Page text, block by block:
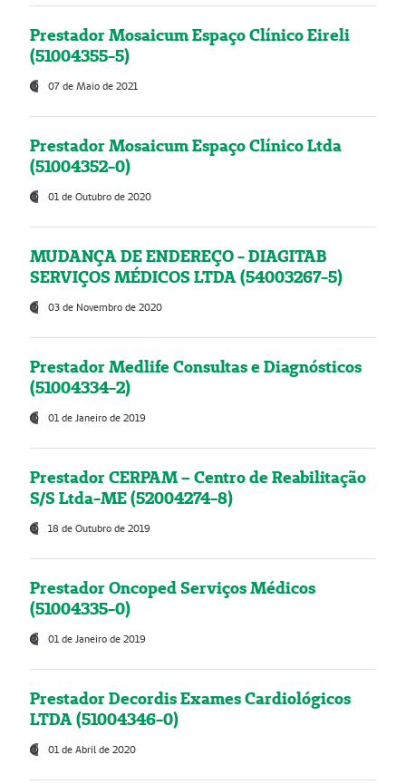
Prestador Mosaicum Espaço Clínico Eireli
(51004355-5)
07 de Maio de 2021
Prestador Mosaicum Espaço Clínico Ltda
(51004352-0)
01 de Outubro de 2020
MUDANÇA DE ENDEREÇO - DIAGITAB
SERVIÇOS MÉDICOS LTDA (54003267-5)
03 de Novembro de 2020
Prestador Medlife Consultas e Diagnósticos
(51004334-2)
01 de Janeiro de 2019
Prestador CERPAM – Centro de Reabilitação
S/S Ltda-ME (52004274-8)
18 de Outubro de 2019
Prestador Oncoped Serviços Médicos
(51004335-0)
01 de Janeiro de 2019
Prestador Decordis Exames Cardiológicos
LTDA (51004346-0)
01 de Abril de 2020